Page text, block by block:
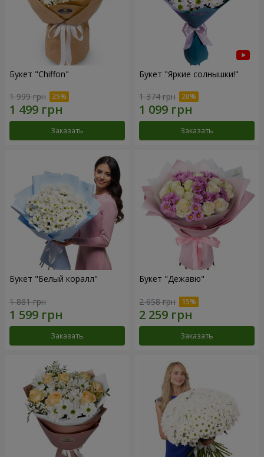
Букет "Chiffon"
1 999 грн
Заказать
Букет "Яркие солнышки!"
1 374 грн
Заказать
Букет "Белый коралл"
1 881 грн
Заказать
Букет "Дежавю"
2 658 грн
Заказать